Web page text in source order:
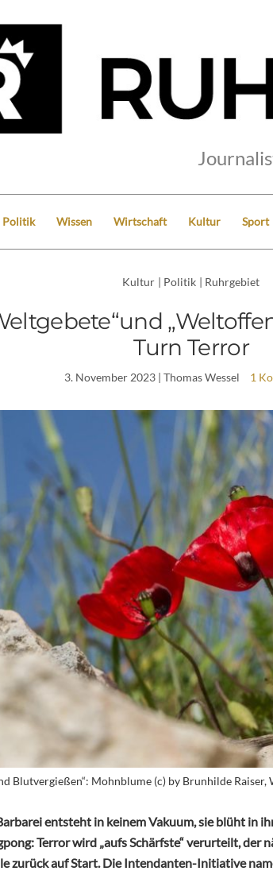
Politik Wissen Wirtschaft Kultur Sport
Kultur | Politik | Ruhrgebiet
Turn Terror
3. November 2023| Thomas Wessel 1
Blutvergießen“: Mohnblume (c) by Brunhilde Raiser,
entsteht in keinem Vakuum, sie blüht in
Terror wird „aufs Schärfste“ verurteilt, der
zurück auf Start. Die Intendanten-Initiative